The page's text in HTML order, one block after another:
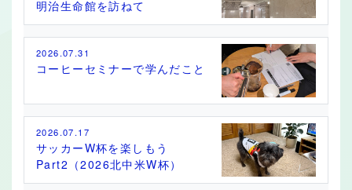
明治生命館を訪ねて
2026.07.31
コーヒーセミナーで学んだこと
2026.07.17
サッカーW杯を楽しもう
Part2（2026北中米W杯）